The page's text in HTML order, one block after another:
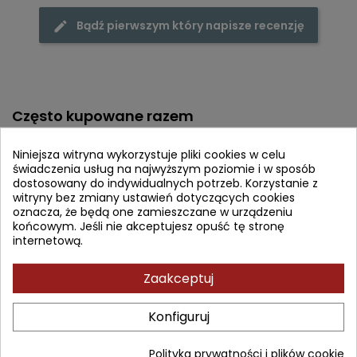
Bądź pierwszym który napisze recenzję
Często kupowane razem
Niniejsza witryna wykorzystuje pliki cookies w celu
świadczenia usług na najwyższym poziomie i w sposób
dostosowany do indywidualnych potrzeb. Korzystanie z
witryny bez zmiany ustawień dotyczących cookies
oznacza, że będą one zamieszczane w urządzeniu
końcowym. Jeśli nie akceptujesz opuść tę stronę
internetową.
Zaakceptuj
Konfiguruj